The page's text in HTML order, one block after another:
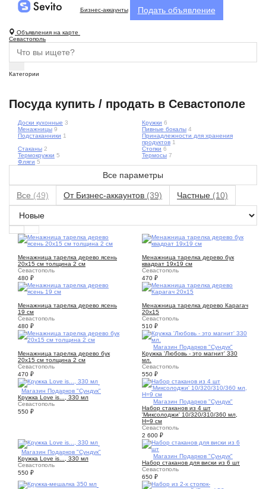
Бизнес-аккаунты Подать объявление
Объявления на карте
Севастополь
Категории
Посуда купить / продать в Севастополе
Доски кухонные 3 Кружки 6
Менажницы 9 Пивные бокалы 4
Подстаканники 1
Принадлежности для хранения
продуктов 1
Стаканы 2 Стопки 6
Термокружки 5 Термосы 7
Фляги 5
Все параметры
Все (49) От Бизнес-аккаунтов (39) Частные (10)
Менажница тарелка дерево ясень
20х15 см толщина 2 см
Севастополь
480 ₽
Менажница тарелка дерево бук
квадрат 19х19 см
Севастополь
470 ₽
Менажница тарелка дерево ясень
19 см
Севастополь
480 ₽
Менажница тарелка дерево Карагач
20х15
Севастополь
510 ₽
Менажница тарелка дерево бук
20х15 см толщина 2 см
Севастополь
470 ₽
Магазин Подарков "Сундук"
Кружка 'Любовь - это магнит' 330
мл.
Севастополь
550 ₽
Магазин Подарков "Сундук"
Кружка Love is..., 330 мл
Севастополь
550 ₽
Магазин Подарков "Сундук"
Набор стаканов из 4 шт
'Миксолоджи' 10/320/310/360 мл,
Н=9 см
Севастополь
2 600 ₽
Магазин Подарков "Сундук"
Кружка Love is..., 330 мл
Севастополь
550 ₽
Магазин Подарков "Сундук"
Набор стаканов для виски из 6 шт
Севастополь
650 ₽